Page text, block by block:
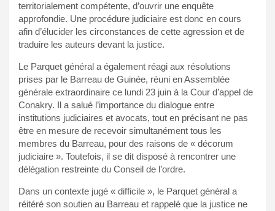
territorialement compétente, d’ouvrir une enquête
approfondie. Une procédure judiciaire est donc en cours
afin d’élucider les circonstances de cette agression et de
traduire les auteurs devant la justice.
Le Parquet général a également réagi aux résolutions
prises par le Barreau de Guinée, réuni en Assemblée
générale extraordinaire ce lundi 23 juin à la Cour d’appel de
Conakry. Il a salué l’importance du dialogue entre
institutions judiciaires et avocats, tout en précisant ne pas
être en mesure de recevoir simultanément tous les
membres du Barreau, pour des raisons de « décorum
judiciaire ». Toutefois, il se dit disposé à rencontrer une
délégation restreinte du Conseil de l’ordre.
Dans un contexte jugé « difficile », le Parquet général a
réitéré son soutien au Barreau et rappelé que la justice ne